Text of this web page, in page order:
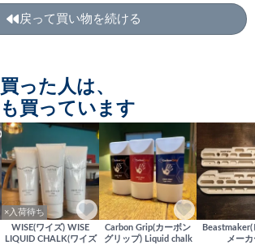
戻って買い物を続ける
った人は、
買っています
×入荷待ち
WISE(ワイズ) WISE
LIQUID CHALK(ワイズ
Carbon Grip(カーボン
グリップ) Liquid chalk
メーカ